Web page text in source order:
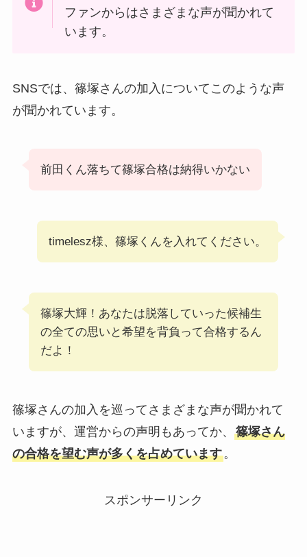
ファンからはさまざまな声が聞かれて
います。
SNSでは、篠塚さんの加入についてこのような声
が聞かれています。
前田くん落ちて篠塚合格は納得いかない
timelesz様、篠塚くんを入れてください。
篠塚大輝！あなたは脱落していった候補生
の全ての思いと希望を背負って合格するん
だよ！
篠塚さんの加入を巡ってさまざまな声が聞かれて
いますが、運営からの声明もあってか、 篠塚さん
の合格を望む声が多くを占めています。
スポンサーリンク